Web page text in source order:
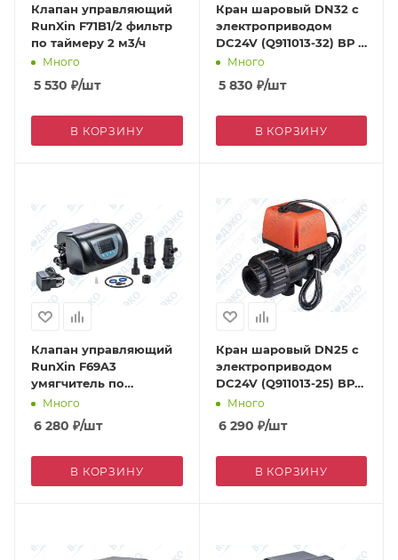
Клапан управляющий
RunXin F71B1/2 фильтр
по таймеру 2 м3/ч
Много
5 530 ₽/шт
В КОРЗИНУ
Кран шаровый DN32 с
электроприводом
DC24V (Q911013-32) ВР 1
1/4"Много
5 830 ₽/шт
В КОРЗИНУ
Клапан управляющий
RunXin F69A3
умягчитель по
счетчику 2 м3/ч
(противоток)
Много
6 280 ₽/шт
В КОРЗИНУ
Кран шаровый DN25 с
электроприводом
DC24V (Q911013-25) ВР
1" Много
6 290 ₽/шт
В КОРЗИНУ